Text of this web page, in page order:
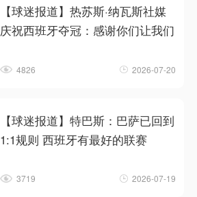
【球迷报道】热苏斯·纳瓦斯社媒
庆祝西班牙夺冠：感谢你们让我们
4826 2026-07-20
【球迷报道】特巴斯：巴萨已回到
1:1规则 西班牙有最好的联赛
3719 2026-07-19